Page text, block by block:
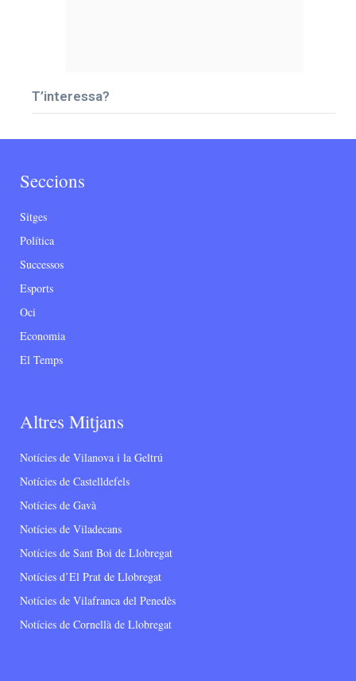
T’interessa?
Seccions
Sitges
Política
Successos
Esports
Oci
Economia
El Temps
Altres Mitjans
Notícies de Vilanova i la Geltrú
Notícies de Castelldefels
Notícies de Gavà
Notícies de Viladecans
Notícies de Sant Boi de Llobregat
Notícies d’El Prat de Llobregat
Notícies de Vilafranca del Penedès
Notícies de Cornellà de Llobregat